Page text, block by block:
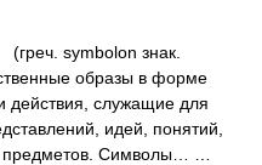
symbolon знак.
образы в форме
действия, служащие для
идей, понятий,
предметов. Символы… …